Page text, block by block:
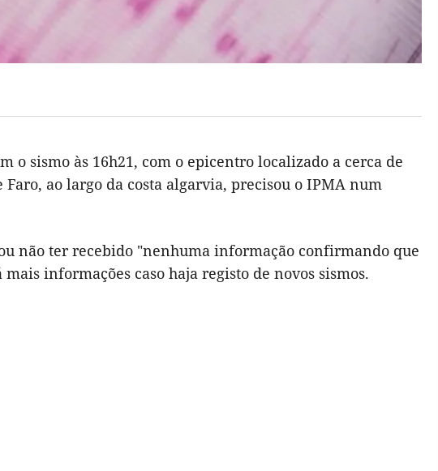
o sismo às 16h21, com o epicentro localizado a cerca de
ao largo da costa algarvia, precisou o IPMA num
não ter recebido "nenhuma informação confirmando que
informações caso haja registo de novos sismos.